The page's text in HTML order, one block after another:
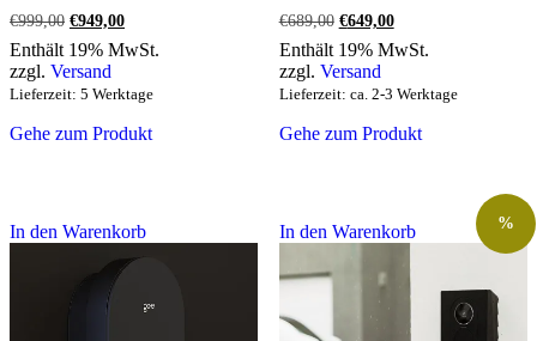
€999,00 Ursprünglicher
war:
€999,00
€949,00Aktueller
ist:
Enthält 19% MwSt.
zzgl. Versand
Lieferzeit: 5 Werktage
Gehe zum Produkt
€689,00 Ursprünglicher
war:
€689,00
€649,00Aktueller
ist:
Enthält 19% MwSt.
zzgl. Versand
Lieferzeit: ca. 2-3 Werktage
Gehe zum Produkt
In den Warenkorb In den Warenkorb %